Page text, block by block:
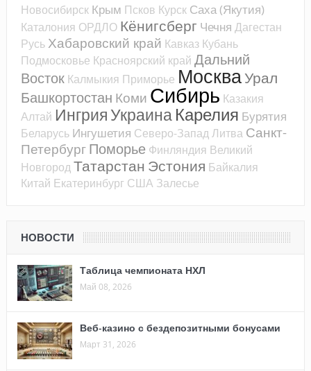
Новосибирск Крым Псков Курск Саха (Якутия)
Каталония ОРДЛО Кёнигсберг Чечня Дагестан
Русь Хабаровский край Кавказ Кубань
Подмосковье Красноярский край Дальний
Восток Калмыкия Приморье МоскваУрал
Башкортостан Коми Сибирь Казакия
Алтай ИнгрияУкраинаКарелия Бурятия
Беларусь Ингушетия Северо-ЗападЛитва Санкт-
Петербург Поморье Финляндия Великий
НовгородТатарстан Эстония Байкалия
Китай Екатеринбург США Залесье
НОВОСТИ
Таблица чемпионата НХЛ
Май 08, 2026
Веб-казино с бездепозитными бонусами
Март 31, 2026